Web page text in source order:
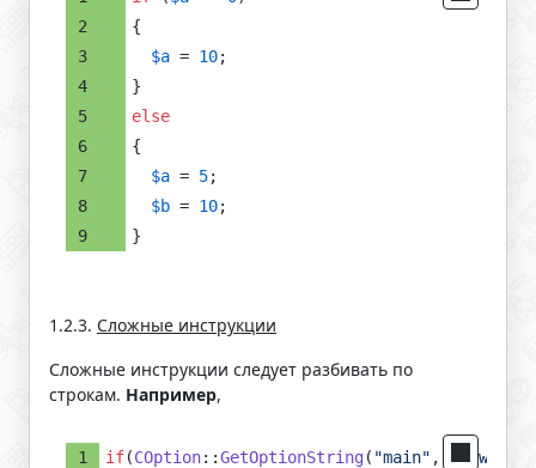
{
$a = 10;
}
else
{
$a = 5;
$b = 10;
}
1.2.3. Сложные инструкции
Сложные инструкции следует разбивать по
строкам. Например,
if(COption::GetOptionString( "main" ,